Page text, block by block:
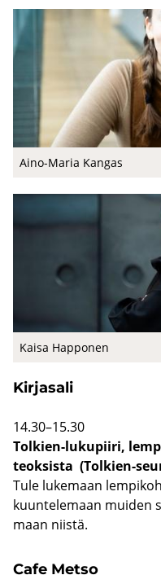
Aino-​Maria Kan­gas
Kaisa Hap­po­nen
Kir­ja­sa­li
14.30–15.30
Tolkien-​lukupiiri,
teok­sis­ta (Tolkien-​
Tule lu­ke­maan
kuun­te­le­maan mui­den
maan niis­tä.
Cafe Metso